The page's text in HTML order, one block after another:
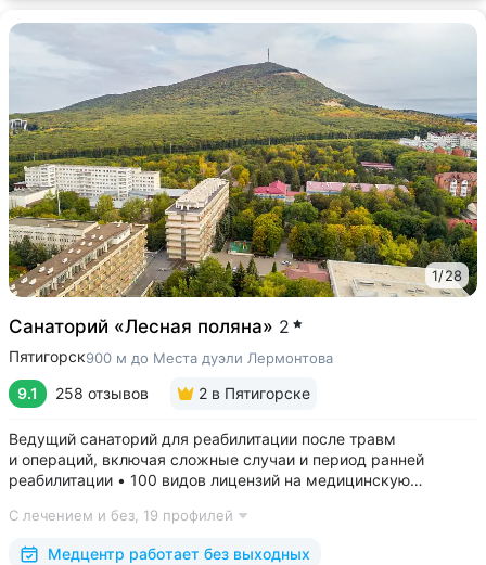
1/28
Санаторий «Лесная поляна» 2
Пятигорск900 м до Места дуэли Лермонтова
9.1 258 отзывов 2 в Пятигорске
Ведущий санаторий для реабилитации после травм
и операций, включая сложные случаи и период ранней
реабилитации • 100 видов лицензий на медицинскую
Доступная среда для гостей на колясках: в номерах,
на территории, в столовой • Расположен...
С лечением и без, 19 профилей
Медцентр работает без выходных